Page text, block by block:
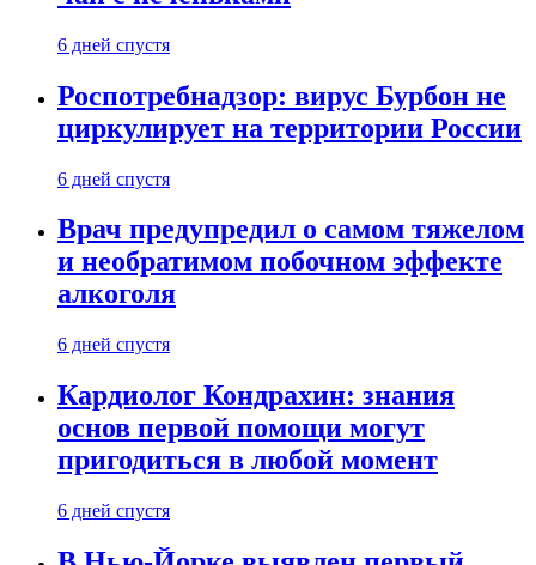
6 дней спустя
Роспотребнадзор: вирус Бурбон не
циркулирует на территории России
6 дней спустя
Врач предупредил о самом тяжелом
и необратимом побочном эффекте
алкоголя
6 дней спустя
Кардиолог Кондрахин: знания
основ первой помощи могут
пригодиться в любой момент
6 дней спустя